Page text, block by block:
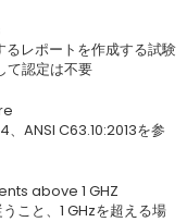
レポートを作成する試験
て認定は不要
ANSI C63.10:2013を参
above 1 GHZ
こと、1 GHzを超える場